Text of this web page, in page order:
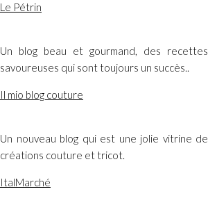
Le Pétrin
Un blog beau et gourmand, des recettes
savoureuses qui sont toujours un succès..
Il mio blog couture
Un nouveau blog qui est une jolie vitrine de
créations couture et tricot.
ItalMarché